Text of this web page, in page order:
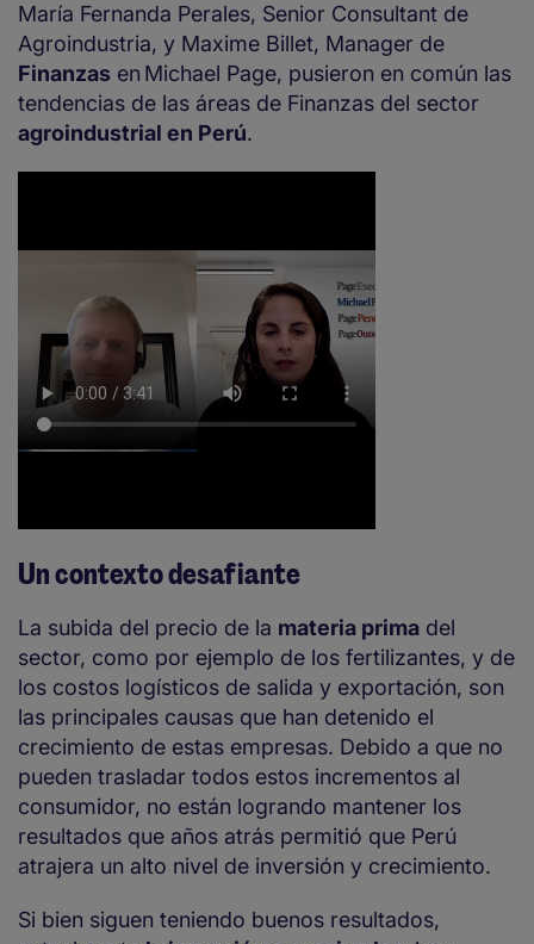
María Fernanda Perales, Senior Consultant de
Agroindustria, y Maxime Billet, Manager de
Finanzas en Michael Page, pusieron en común las
tendencias de las áreas de Finanzas del sector
agroindustrial en Perú.
Un contexto desafiante
La subida del precio de la materia prima del
sector, como por ejemplo de los fertilizantes, y de
los costos logísticos de salida y exportación, son
las principales causas que han detenido el
crecimiento de estas empresas. Debido a que no
pueden trasladar todos estos incrementos al
consumidor, no están logrando mantener los
resultados que años atrás permitió que Perú
atrajera un alto nivel de inversión y crecimiento.
Si bien siguen teniendo buenos resultados,